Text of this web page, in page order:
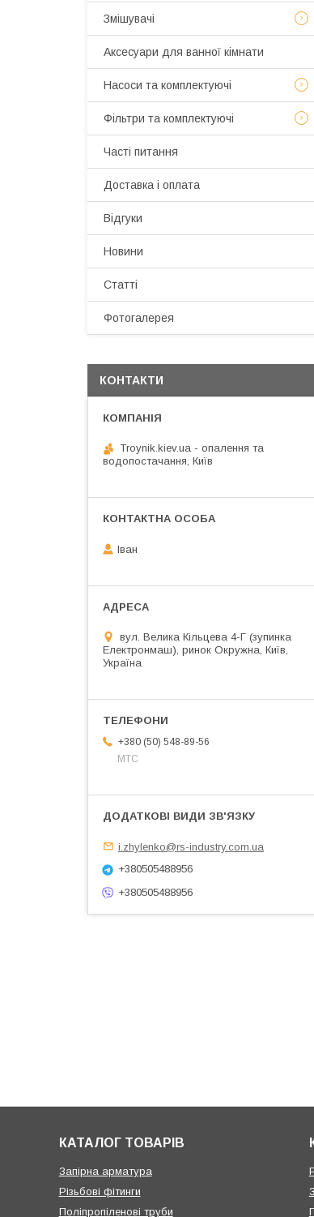
Змішувачі
Аксесуари для ванної кімнати
Насоси та комплектуючі
Фільтри та комплектуючі
Часті питання
Доставка і оплата
Відгуки
Новини
Статті
Фотогалерея
КОНТАКТИ
Troynik.kiev.ua - опалення та
водопостачання, Київ
Іван
вул. Велика Кільцева 4-Г (зупинка
Електронмаш), ринок Окружна, Київ,
Україна
+380 (50) 548-89-56
МТС
i.zhylenko@rs-industry.com.ua
+380505488956
+380505488956
КАТАЛОГ ТОВАРІВ
Запірна арматура
Різьбові фітинги
Поліпропіленові труби